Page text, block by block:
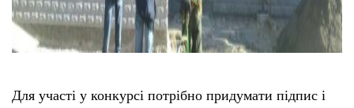
Для участі у конкурсі потрібно придумати підпис і